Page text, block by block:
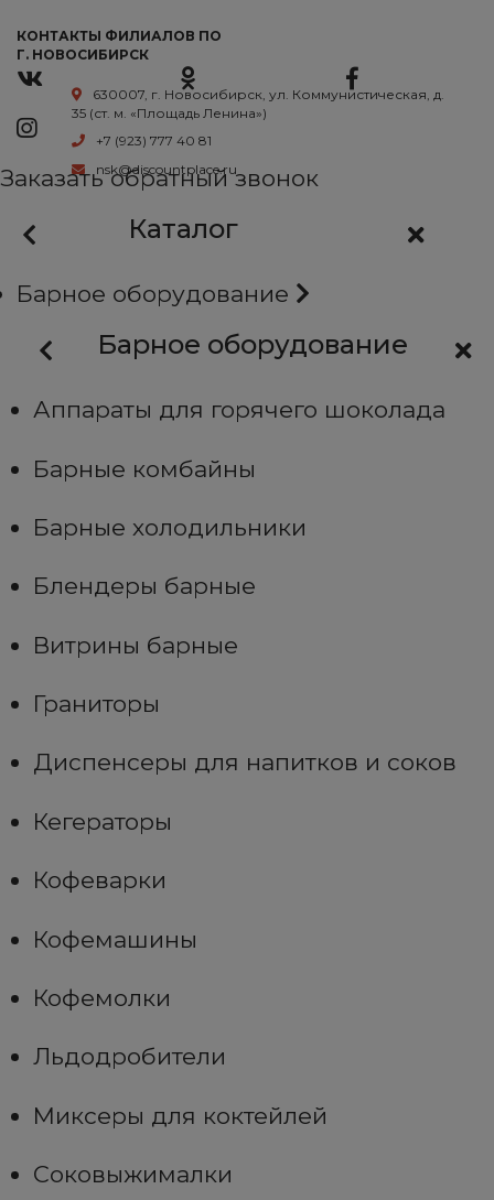
КОНТАКТЫ ФИЛИАЛОВ ПО
Г. НОВОСИБИРСК
630007, г. Новосибирск, ул. Коммунистическая, д.
35 (ст. м. «Площадь Ленина»)
+7 (923) 777 40 81
nsk@discountplace.ru
Заказать обратный звонок
Каталог
Барное оборудование
Барное оборудование
Аппараты для горячего шоколада
Барные комбайны
Барные холодильники
Блендеры барные
Витрины барные
Граниторы
Диспенсеры для напитков и соков
Кегераторы
Кофеварки
Кофемашины
Кофемолки
Льдодробители
Миксеры для коктейлей
Соковыжималки